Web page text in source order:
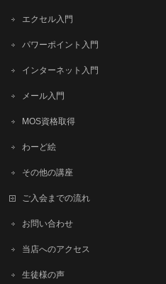
エクセル入門
パワーポイント入門
インターネット入門
メール入門
MOS資格取得
わーど絵
その他の講座
ご入会までの流れ
お問い合わせ
当店へのアクセス
生徒様の声